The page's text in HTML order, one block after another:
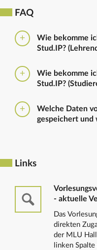
FAQ
Wie bekomme
Stud.IP?
folgenden
universitäre E-
nicht die
eingetragen
Wie bekomme
Stud.IP?
euren
Welche Daten
gespeichert und
Links
- aktuelle
Das
direkten
der MLU
linken